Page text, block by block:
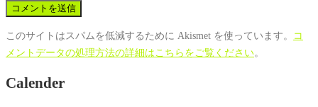
このサイトはスパムを低減するために Akismet を使っています。
コ
メントデータの処理方法の詳細はこちらをご覧ください。
Calender